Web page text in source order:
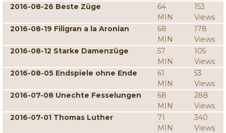
2016-08-26 Beste Züge
64
MIN
153
Views
2016-08-19 Filigran a la Aronian
68
MIN
178
Views
2016-08-12 Starke Damenzüge
57
MIN
105
Views
2016-08-05 Endspiele ohne Ende
61
MIN
53
Views
2016-07-08 Unechte Fesselungen
68
MIN
288
Views
2016-07-01 Thomas Luther
71
MIN
340
Views